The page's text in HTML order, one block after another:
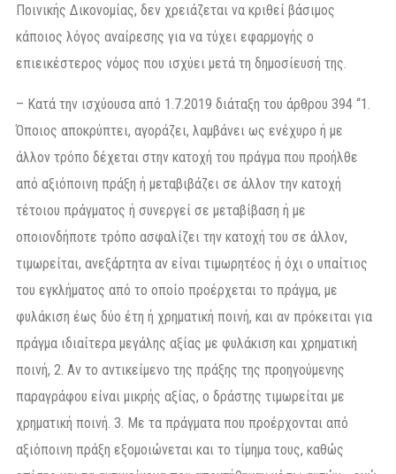
Ποινικής Δικονομίας, δεν χρειάζεται να κριθεί βάσιμος
κάποιος λόγος αναίρεσης για να τύχει εφαρμογής ο
επιεικέστερος νόμος που ισχύει μετά τη δημοσίευσή της.
– Κατά την ισχύουσα από 1.7.2019 διάταξη του άρθρου 394 “1.
Όποιος αποκρύπτει, αγοράζει, λαμβάνει ως ενέχυρο ή με
άλλον τρόπο δέχεται στην κατοχή του πράγμα που προήλθε
από αξιόποινη πράξη ή μεταβιβάζει σε άλλον την κατοχή
τέτοιου πράγματος ή συνεργεί σε μεταβίβαση ή με
οποιονδήποτε τρόπο ασφαλίζει την κατοχή του σε άλλον,
τιμωρείται, ανεξάρτητα αν είναι τιμωρητέος ή όχι ο υπαίτιος
του εγκλήματος από το οποίο προέρχεται το πράγμα, με
φυλάκιση έως δύο έτη ή χρηματική ποινή, και αν πρόκειται για
πράγμα ιδιαίτερα μεγάλης αξίας με φυλάκιση και χρηματική
ποινή, 2. Αν το αντικείμενο της πράξης της προηγούμενης
παραγράφου είναι μικρής αξίας, ο δράστης τιμωρείται με
χρηματική ποινή. 3. Με τα πράγματα που προέρχονται από
αξιόποινη πράξη εξομοιώνεται και το τίμημα τους, καθώς